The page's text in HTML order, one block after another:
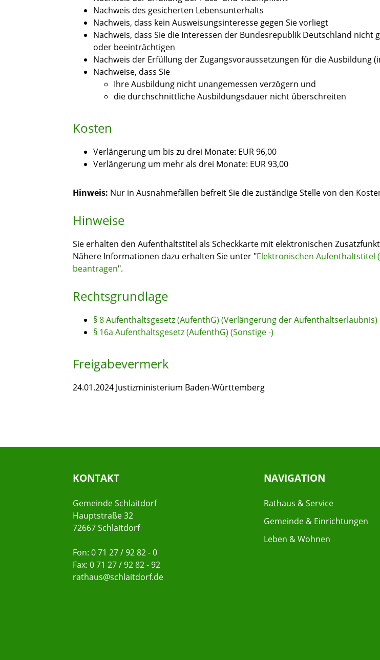
Nachweis des gesicherten Lebensunterhalts
Nachweis, dass kein Ausweisungsinteresse gegen Sie vorliegt
Nachweis, dass Sie die Interessen der Bundesrepublik Deutschland nicht
oder beeinträchtigen
Nachweis der Erfüllung der Zugangsvoraussetzungen für die Ausbildung
Nachweise, dass Sie
Ihre Ausbildung nicht unangemessen verzögern und
die durchschnittliche Ausbildungsdauer nicht überschreiten
Kosten
Verlängerung um bis zu drei Monate: EUR 96,00
Verlängerung um mehr als drei Monate: EUR 93,00
Hinweis: Nur in Ausnahmefällen befreit Sie die zuständige Stelle von den
Hinweise
Sie erhalten den Aufenthaltstitel als Scheckkarte mit elektronischen
Nähere Informationen dazu erhalten Sie unter "Elektronischen Aufenthaltstitel
beantragen".
Rechtsgrundlage
§ 8 Aufenthaltsgesetz (AufenthG) (Verlängerung der Aufenthaltserlaubnis)
§ 16a Aufenthaltsgesetz (AufenthG) (Sonstige -)
Freigabevermerk
24.01.2024 Justizministerium Baden-Württemberg
KONTAKT
Gemeinde Schlaitdorf
Hauptstraße 32
72667 Schlaitdorf
Fon: 0 71 27 / 92 82 - 0
Fax: 0 71 27 / 92 82 - 92
rathaus@schlaitdorf.de
NAVIGATION
Rathaus & Service
Gemeinde & Einrichtungen
Leben & Wohnen